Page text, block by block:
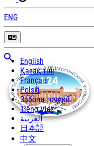
ENG
English
Қазақ тілі
Français
Polski
Забони тоҷикӣ
Tiếng Việt
العربية
日本語
中文